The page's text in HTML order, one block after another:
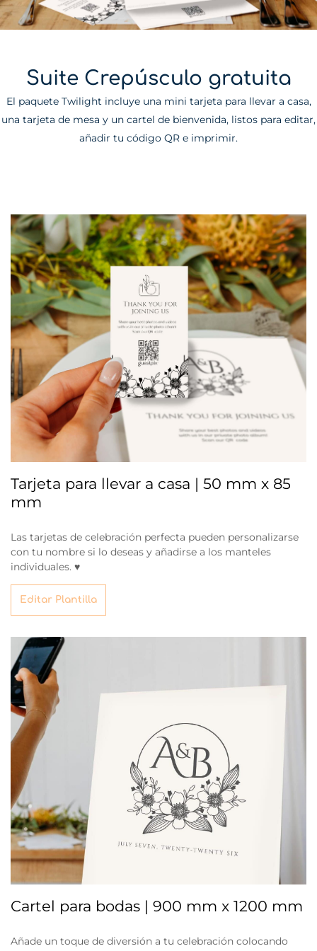
Suite Crepúsculo gratuita
El paquete Twilight incluye una mini tarjeta para llevar a casa,
una tarjeta de mesa y un cartel de bienvenida, listos para editar,
añadir tu código QR e imprimir.
Tarjeta para llevar a casa | 50 mm x 85
mm
Las tarjetas de celebración perfecta pueden personalizarse
con tu nombre si lo deseas y añadirse a los manteles
individuales. ♥
Editar Plantilla
Cartel para bodas | 900 mm x 1200 mm
Añade un toque de diversión a tu celebración colocando